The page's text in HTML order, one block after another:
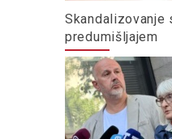
Skandalizovanje
predumišljajem